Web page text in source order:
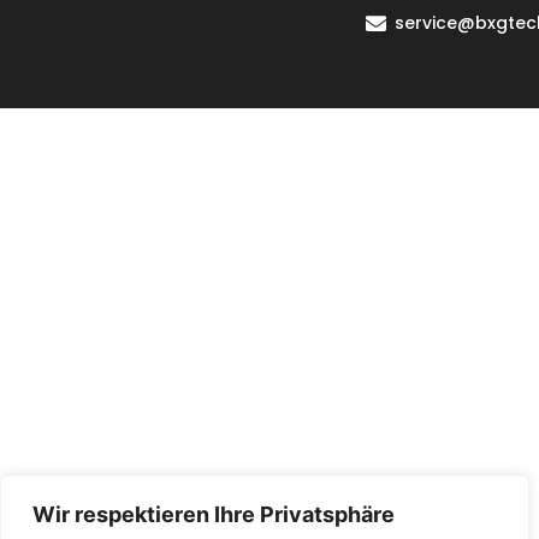
Wir respektieren Ihre Privatsphäre